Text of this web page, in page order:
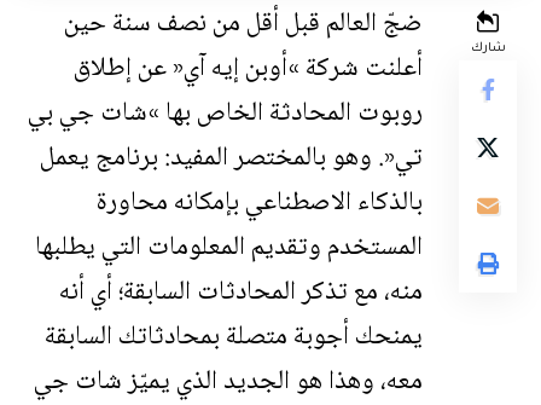
شارك
ضجّ العالم قبل أقل من نصف سنة حين
أعلنت شركة»أوبن إيه آي«عن إطلاق
روبوت المحادثة الخاص بها»شات جي بي
تي«. وهو بالمختصر المفيد: برنامج يعمل
بالذكاء الاصطناعي بإمكانه محاورة
المستخدم وتقديم المعلومات التي يطلبها
منه، مع تذكر المحادثات السابقة؛ أي أنه
يمنحك أجوبة متصلة بمحادثاتك السابقة
معه، وهذا هو الجديد الذي يميّز شات جي